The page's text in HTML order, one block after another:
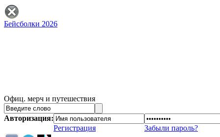
Бейсболки 2026
Офиц. мерч и путешествия
Авторизация:
Регистрация
Забыли пароль?